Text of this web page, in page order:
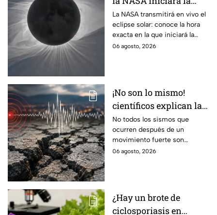
transmisión en vivo
del eclipse solar
La NASA transmitirá en vivo el
eclipse solar: conoce la hora
exacta en la que iniciará la
cobertura para no perderte de
06 agosto, 2026
¡No son lo mismo!
científicos explican las
diferencias entre
enjambre sísmico y
réplicas
No todos los sismos que
ocurren después de un
movimiento fuerte son
réplicas. Científicos explican
06 agosto, 2026
¿Hay un brote de
ciclosporiasis en